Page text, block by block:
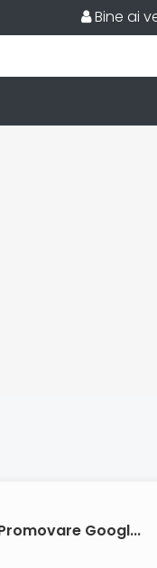
Bine ai
Googl...